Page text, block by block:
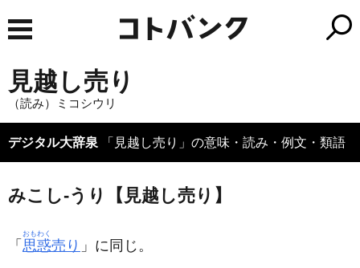
見越し売り
（読み）ミコシウリ
デジタル大辞泉 「見越し売り」の意味・読み・例文・類語
みこし‐うり【見越し売り】
「 思惑
おもわく
売り 」に同じ。